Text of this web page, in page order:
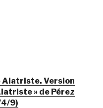
Alatriste. Version
» de Pérez
4/9)